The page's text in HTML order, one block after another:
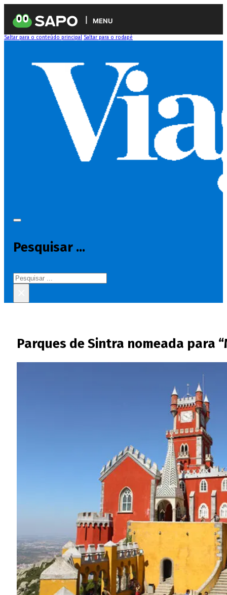
MENU
Saltar para o conteúdo principal Saltar para o rodapé
Pesquisar ...
Pesquisar
Parques de Sintra nomeada para